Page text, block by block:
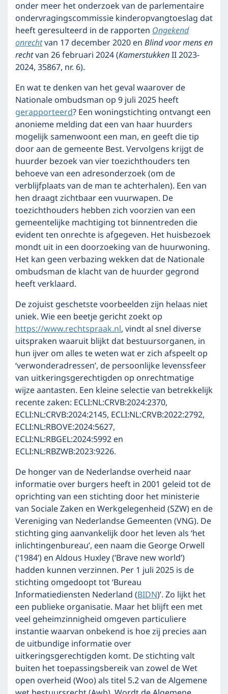
onder meer het onderzoek van de parlementaire
ondervragingscommissie kinderopvangtoeslag dat
heeft geresulteerd in de rapportenOngekend
onrechtvan 17 december 2020 enBlind voor mens en
rechtvan 26 februari 2024 (KamerstukkenII 2023-
2024, 35867, nr. 6).
En wat te denken van het geval waarover de
Nationale ombudsman op 9 juli 2025 heeft
gerapporteerd? Een woningstichting ontvangt een
anonieme melding dat een van haar huurders
mogelijk samenwoont een man, en geeft die tip
door aan de gemeente Best. Vervolgens krijgt de
huurder bezoek van vier toezichthouders ten
behoeve van een adresonderzoek (om de
verblijfplaats van de man te achterhalen). Een van
hen draagt zichtbaar een vuurwapen. De
toezichthouders hebben zich voorzien van een
gemeentelijke machtiging tot binnentreden die
evident ten onrechte is afgegeven. Het huisbezoek
mondt uit in een doorzoeking van de huurwoning.
Het kan geen verbazing wekken dat de Nationale
ombudsman de klacht van de huurder gegrond
heeft verklaard.
De zojuist geschetste voorbeelden zijn helaas niet
uniek. Wie een beetje gericht zoekt op
https://www.rechtspraak.nl, vindt al snel diverse
uitspraken waaruit blijkt dat bestuursorganen, in
hun ijver om alles te weten wat er zich afspeelt op
‘verwonderadressen’, de persoonlijke levenssfeer
van uitkeringsgerechtigden op onrechtmatige
wijze aantasten. Een kleine selectie van betrekkelijk
recente zaken: ECLI:NL:CRVB:2024:2370,
ECLI:NL:CRVB:2024:2145, ECLI:NL:CRVB:2022:2792,
ECLI:NL:RBOVE:2024:5627,
ECLI:NL:RBGEL:2024:5992 en
ECLI:NL:RBZWB:2023:9226.
De honger van de Nederlandse overheid naar
informatie over burgers heeft in 2001 geleid tot de
oprichting van een stichting door het ministerie
van Sociale Zaken en Werkgelegenheid (SZW) en de
Vereniging van Nederlandse Gemeenten (VNG). De
stichting ging aanvankelijk door het leven als ‘het
inlichtingenbureau’, een naam die George Orwell
(‘1984’) en Aldous Huxley (‘Brave new world’)
hadden kunnen verzinnen. Per 1 juli 2025 is de
stichting omgedoopt tot ‘Bureau
Informatiediensten Nederland (BIDN)’. Zo lijkt het
een publieke organisatie. Maar het blijft een met
veel geheimzinnigheid omgeven particuliere
instantie waarvan onbekend is hoe zij precies aan
de uitbundige informatie over
uitkeringsgerechtigden komt. De stichting valt
buiten het toepassingsbereik van zowel de Wet
open overheid (Woo) als titel 5.2 van de Algemene